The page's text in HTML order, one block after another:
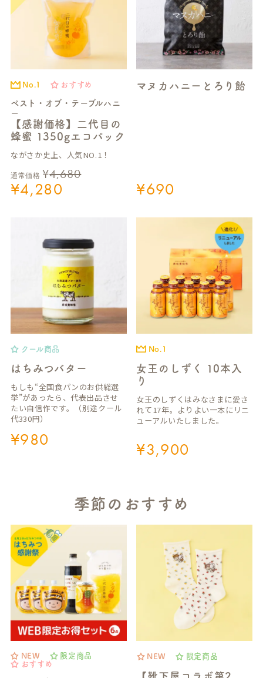
No.1 おすすめ
ベスト・オブ・テーブルハニ
ー
【感謝価格】二代目の
蜂蜜 1350gエコパック
ながさか史上、人気NO.1！
通常価格 ¥4,680
¥4,280
マヌカハニーとろり飴
¥690
クール商品
はちみつバター
もしも“全国食パンのお供総選
挙”があったら、代表出品させ
たい自信作です。（別途クール
代330円）
¥980
No.1
女王のしずく 10本入
り
女王のしずくはみなさまに愛さ
れて17年。よりよい一本にリニ
ューアルいたしました。
¥3,900
季節のおすすめ
NEW
限定商品
おすすめ
NEW 限定商品